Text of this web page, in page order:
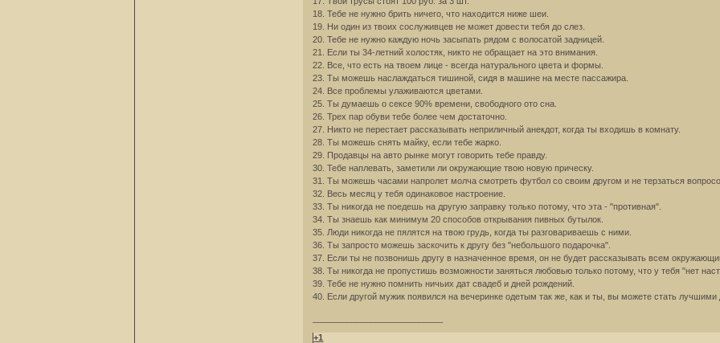
18. Тебе не нужно брить ничего, что находится ниже шеи.
19. Ни один из твоих сослуживцев не может довести тебя до слез.
20. Тебе не нужно каждую ночь засыпать рядом с волосатой задницей.
21. Если ты 34-летний холостяк, никто не обращает на это внимания.
22. Все, что есть на твоем лице - всегда натурального цвета и формы.
23. Ты можешь наслаждаться тишиной, сидя в машине на месте пассажира.
24. Все проблемы улаживаются цветами.
25. Ты думаешь о сексе 90% времени, свободного ото сна.
26. Трех пар обуви тебе более чем достаточно.
27. Никто не перестает рассказывать неприличный анекдот, когда ты входишь в комнату.
28. Ты можешь снять майку, если тебе жарко.
29. Продавцы на авто рынке могут говорить тебе правду.
30. Тебе наплевать, заметили ли окружающие твою новую прическу.
31. Ты можешь часами напролет молча смотреть футбол со своим другом и не терзаться
32. Весь месяц у тебя одинаковое настроение.
33. Ты никогда не поедешь на другую заправку только потому, что эта - "противная".
34. Ты знаешь как минимум 20 способов открывания пивных бутылок.
35. Люди никогда не пялятся на твою грудь, когда ты разговариваешь с ними.
36. Ты запросто можешь заскочить к другу без "небольшого подарочка".
37. Если ты не позвонишь другу в назначенное время, он не будет рассказывать всем
38. Ты никогда не пропустишь возможности заняться любовью только потому, что у тебя "нет
39. Тебе не нужно помнить ничьих дат свадеб и дней рождений.
40. Если другой мужик появился на вечеринке одетым так же, как и ты, вы можете стать лучшими
+1